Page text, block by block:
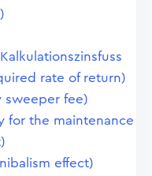
rate of return)
sweeper fee)
for the maintenance
effect)